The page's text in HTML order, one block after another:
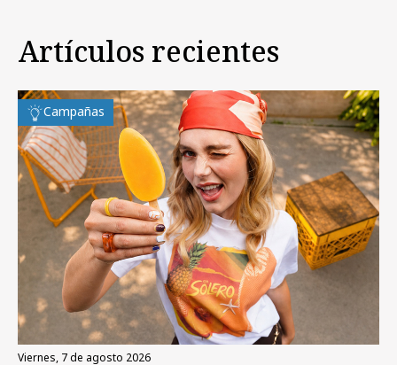
Artículos recientes
Campañas
viernes, 7 de agosto 2026